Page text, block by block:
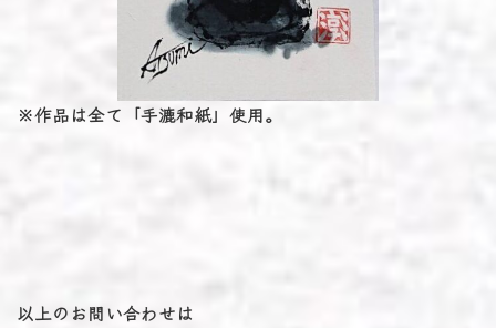
※作品は全て「手漉和紙」使用。
以上のお問い合わせは